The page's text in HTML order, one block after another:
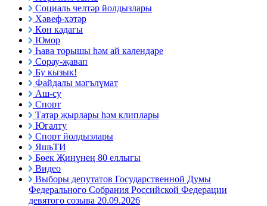
Социаль челтәр йолдызлары
Хәвеф-хәтәр
Көн кадагы
Юмор
Һава торышы һәм ай календаре
Сорау-җавап
Бу кызык!
Файдалы мәгълүмат
Аш-су
Спорт
Татар җырлары һәм клиплары
Югалту
Спорт йолдызлары
ЯшьТИ
Бөек Җиңүнең 80 еллыгы
Видео
Выборы депутатов Государственной Думы
Федерального Собрания Российской Федерации
девятого созыва 20.09.2026